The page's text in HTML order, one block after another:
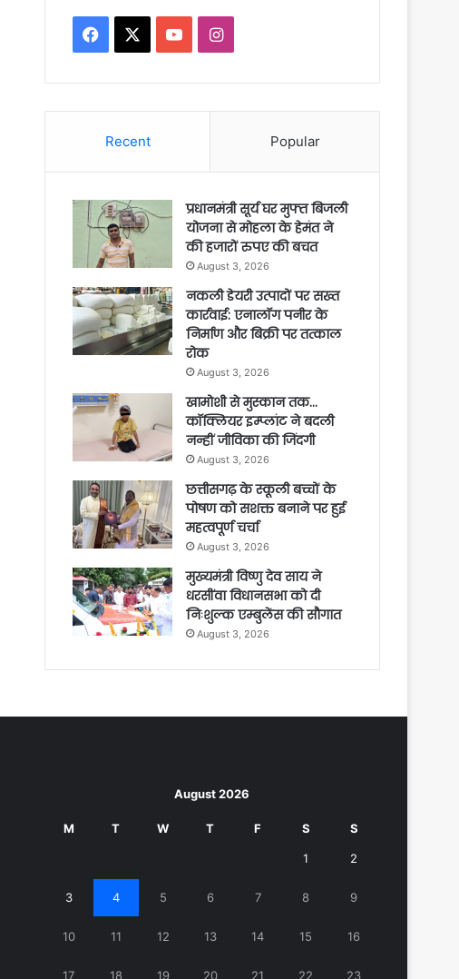
Facebook YouTubeInstagram
Recent Popular
प्रधानमंत्री सूर्य घर मुफ्त बिजली
योजना से मोहला के हेमंत ने
की हजारों रुपए की बचत
August 3, 2026
नकली डेयरी उत्पादों पर सख्त
कार्रवाई: एनालॉग पनीर के
निर्माण और बिक्री पर तत्काल
रोक
August 3, 2026
खामोशी से मुस्कान तक…
कॉक्लियर इम्प्लांट ने बदली
नन्हीं जीविका की जिंदगी
August 3, 2026
छत्तीसगढ़ के स्कूली बच्चों के
पोषण को सशक्त बनाने पर हुई
महत्वपूर्ण चर्चा
August 3, 2026
मुख्यमंत्री विष्णु देव साय ने
धरसींवा विधानसभा को दी
निःशुल्क एम्बुलेंस की सौगात
August 3, 2026
August 2026
M T W T F S S
1 2
3 4 5 6 7 8 9
10 11 12 13 14 15 16
17 18 19 20 21 22 23